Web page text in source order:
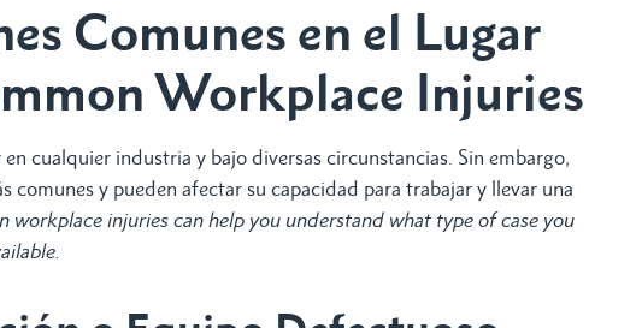
Comunes en el Lugar
Workplace Injuries
cualquier industria y bajo diversas circunstancias. Sin embargo,
comunes y pueden afectar su capacidad para trabajar y llevar una
workplace injuries can help you understand what type of case you